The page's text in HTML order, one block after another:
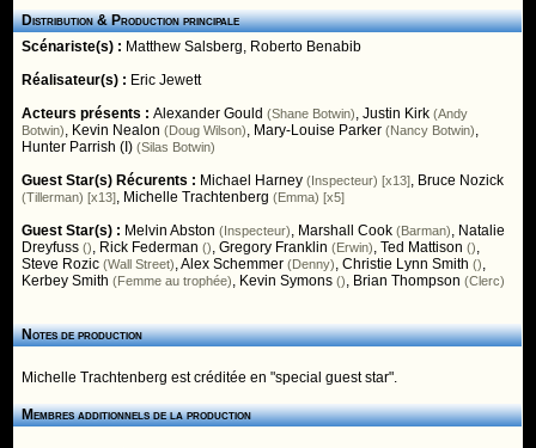
Distribution & Production principale
Scénariste(s) : Matthew Salsberg, Roberto Benabib
Réalisateur(s) : Eric Jewett
Acteurs présents :Alexander Gould (Shane Botwin),Justin Kirk (Andy
Botwin), Kevin Nealon (Doug Wilson), Mary-Louise Parker (Nancy Botwin),
Hunter Parrish (I) (Silas Botwin)
Guest Star(s) Récurents : Michael Harney (Inspecteur) [x13], Bruce Nozick
(Tillerman) [x13], Michelle Trachtenberg (Emma) [x5]
Guest Star(s) : Melvin Abston (Inspecteur), Marshall Cook (Barman), Natalie
Dreyfuss (), Rick Federman (),Gregory Franklin (Erwin),Ted Mattison (),
Steve Rozic (Wall Street),Alex Schemmer (Denny),Christie Lynn Smith (),
Kerbey Smith (Femme au trophée), Kevin Symons (), Brian Thompson (Clerc)
Notes de production
Michelle Trachtenberg est créditée en "special guest star".
Membres additionnels de la production